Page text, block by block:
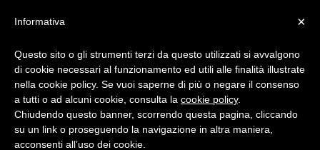
IL BLOG DI PALATIFINI.IT
MENU
×
Informativa
Questo sito o gli strumenti terzi da questo utilizzati si avvalgono
di cookie necessari al funzionamento ed utili alle finalità illustrate
nella cookie policy. Se vuoi saperne di più o negare il consenso
a tutti o ad alcuni cookie, consulta la cookie policy.
Chiudendo questo banner, scorrendo questa pagina, cliccando
su un link o proseguendo la navigazione in altra maniera,
acconsenti all’uso dei cookie.